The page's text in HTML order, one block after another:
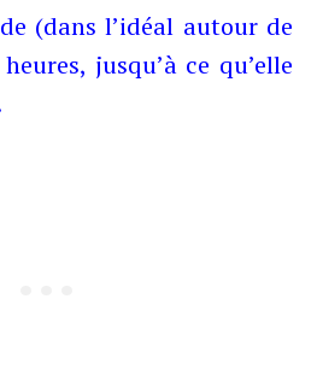
(dans l’idéal autour de
jusqu’à ce qu’elle